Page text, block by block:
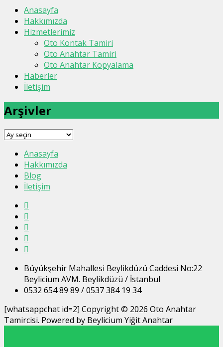
Anasayfa
Hakkımızda
Hizmetlerimiz
Oto Kontak Tamiri
Oto Anahtar Tamiri
Oto Anahtar Kopyalama
Haberler
İletişim
Arşivler
Arşivler
Anasayfa
Hakkımızda
Blog
İletişim
Büyükşehir Mahallesi Beylikdüzü Caddesi No:22
Beylicium AVM. Beylikdüzü / İstanbul
0532 654 89 89 / 0537 384 19 34
[whatsappchat id=2] Copyright © 2026 Oto Anahtar
Tamircisi. Powered by Beylicium Yiğit Anahtar